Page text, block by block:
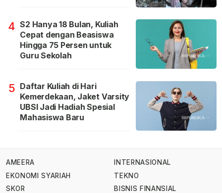
4 S2 Hanya 18 Bulan, Kuliah
Cepat dengan Beasiswa
Hingga 75 Persen untuk
Guru Sekolah
5 Daftar Kuliah di Hari
Kemerdekaan, Jaket Varsity
UBSI Jadi Hadiah Spesial
Mahasiswa Baru
AMEERA
EKONOMI SYARIAH
SKOR
INTERNASIONAL
TEKNO
BISNIS FINANSIAL